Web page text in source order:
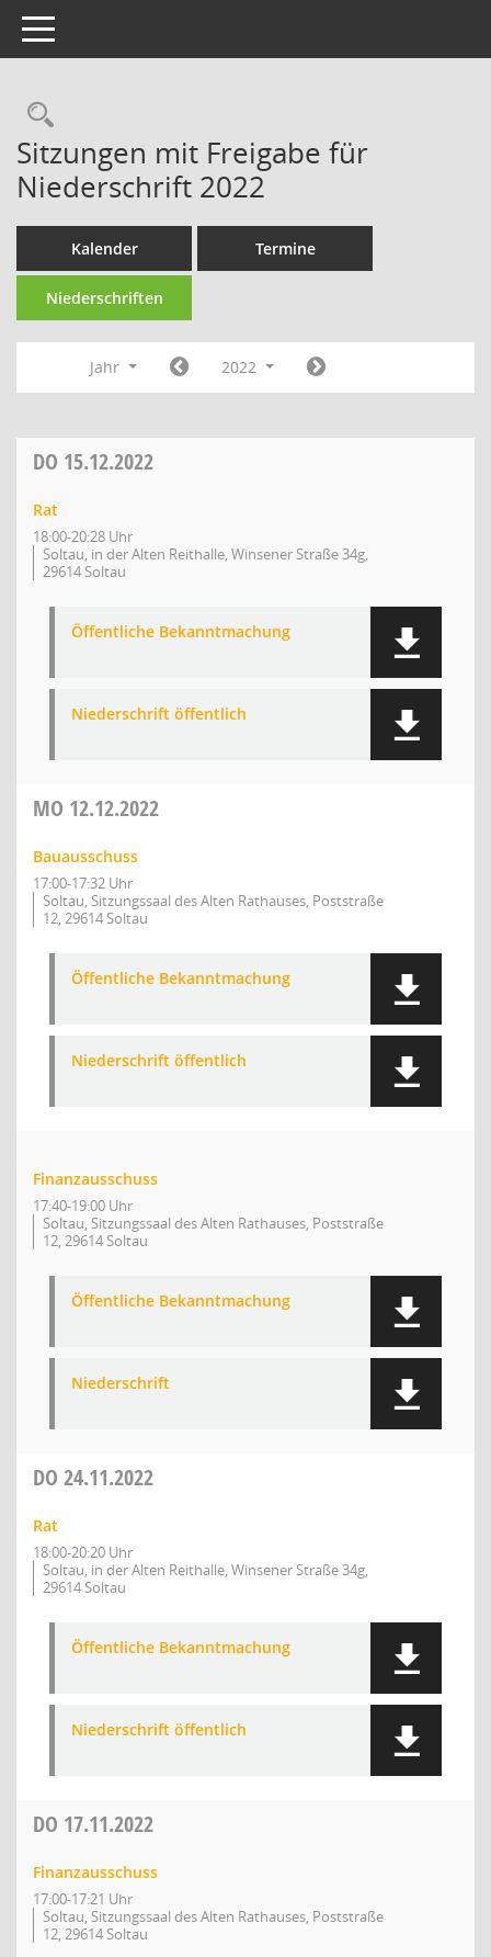
Toggle navigation
Rechercheauswahl
Sitzungen mit Freigabe für
Niederschrift 2022
Kalender Termine
Niederschriften
Jahr 2022
DO 15.12.2022
Rat
18:00-20:28 Uhr
Soltau, in der Alten Reithalle, Winsener Straße 34g,
29614 Soltau
Öffentliche Bekanntmachung
Niederschrift öffentlich
MO 12.12.2022
Bauausschuss
17:00-17:32 Uhr
Soltau, Sitzungssaal des Alten Rathauses, Poststraße
12, 29614 Soltau
Öffentliche Bekanntmachung
Niederschrift öffentlich
Finanzausschuss
17:40-19:00 Uhr
Soltau, Sitzungssaal des Alten Rathauses, Poststraße
12, 29614 Soltau
Öffentliche Bekanntmachung
Niederschrift
DO 24.11.2022
Rat
18:00-20:20 Uhr
Soltau, in der Alten Reithalle, Winsener Straße 34g,
29614 Soltau
Öffentliche Bekanntmachung
Niederschrift öffentlich
DO 17.11.2022
Finanzausschuss
17:00-17:21 Uhr
Soltau, Sitzungssaal des Alten Rathauses, Poststraße
12, 29614 Soltau